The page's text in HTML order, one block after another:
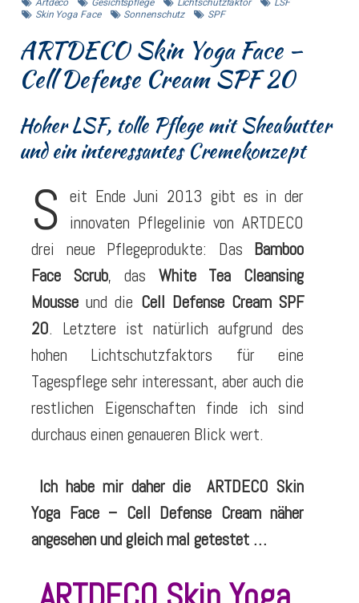
Artdeco Gesichtspflege Lichtschutzfaktor
LSF
Skin Yoga Face
Sonnenschutz SPF
ARTDECO Skin Yoga Face –
Cell Defense Cream SPF 20
Hoher LSF, tolle Pflege mit Sheabutter
und ein interessantes Cremekonzept
S eit Ende Juni 2013 gibt es in der
innovaten Pflegelinie von ARTDECO
drei neue Pflegeprodukte: Das Bamboo
Face Scrub, das White Tea Cleansing
Mousse und die Cell Defense Cream SPF
20. Letztere ist natürlich aufgrund des
hohen Lichtschutzfaktors für eine
Tagespflege sehr interessant, aber auch die
restlichen Eigenschaften finde ich sind
durchaus einen genaueren Blick wert.
Ich habe mir daher die ARTDECO Skin
Yoga Face – Cell Defense Cream näher
angesehen und gleich mal getestet …